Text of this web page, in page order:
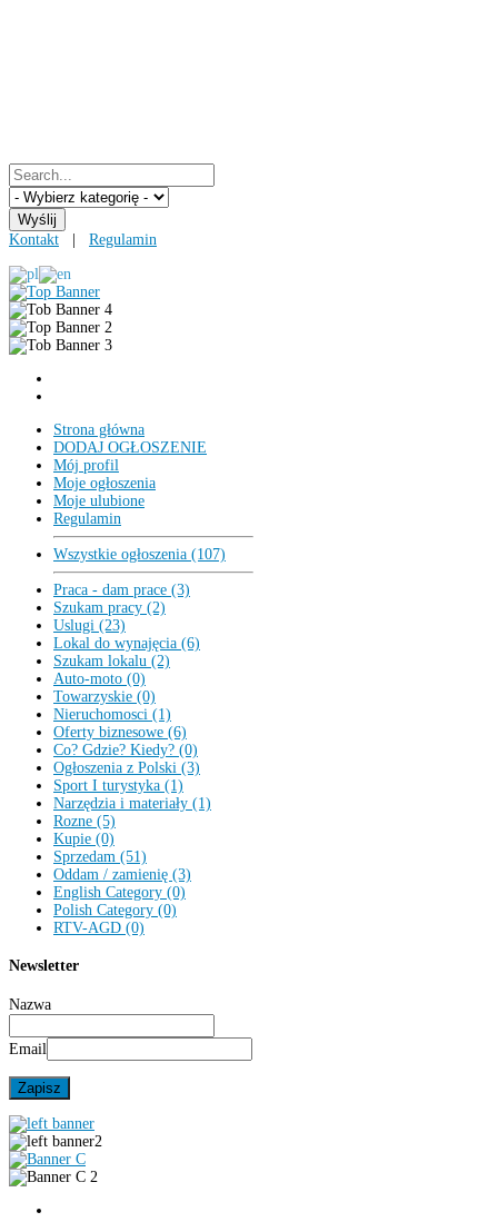
Kontakt Regulamin
Strona główna
DODAJ OGŁOSZENIE
Mój profil
Moje ogłoszenia
Moje ulubione
Regulamin
Wszystkie ogłoszenia (107)
Praca - dam prace (3)
Szukam pracy (2)
Uslugi (23)
Lokal do wynajęcia (6)
Szukam lokalu (2)
Auto-moto (0)
Towarzyskie (0)
Nieruchomosci (1)
Oferty biznesowe (6)
Co? Gdzie? Kiedy? (0)
Ogłoszenia z Polski (3)
Sport I turystyka (1)
Narzędzia i materiały (1)
Rozne (5)
Kupie (0)
Sprzedam (51)
Oddam / zamienię (3)
English Category (0)
Polish Category (0)
RTV-AGD (0)
Newsletter
Nazwa
Email